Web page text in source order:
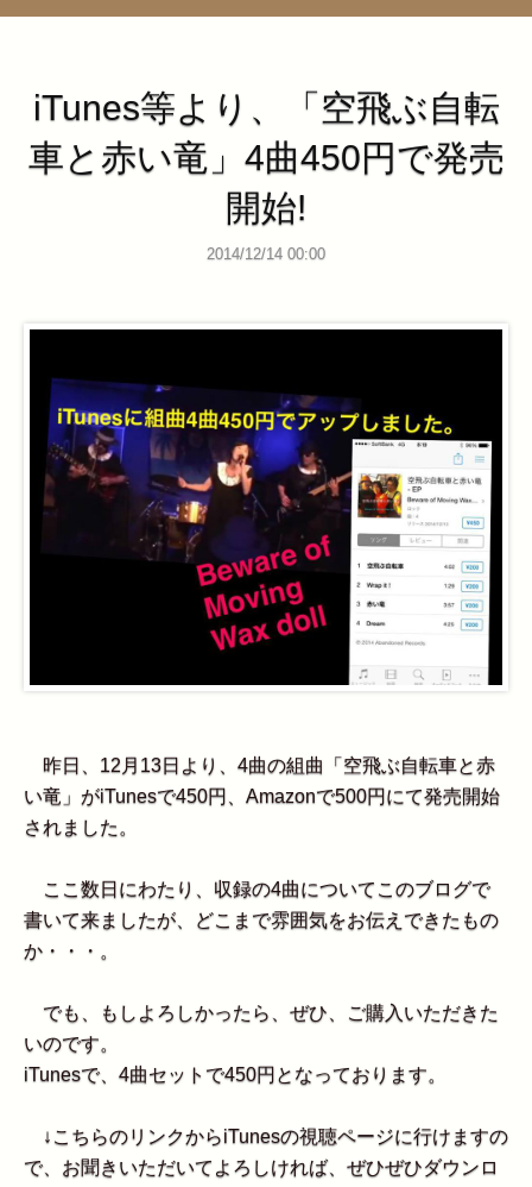
iTunes等より、「空飛ぶ自転
車と赤い竜」4曲450円で発売
開始!
2014/12/14 00:00
昨日、12月13日より、4曲の組曲「空飛ぶ自転車と赤
い竜」がiTunesで450円、Amazonで500円にて発売開始
されました。
ここ数日にわたり、収録の4曲についてこのブログで
書いて来ましたが、どこまで雰囲気をお伝えできたもの
か・・・。
でも、もしよろしかったら、ぜひ、ご購入いただきた
いのです。
iTunesで、4曲セットで450円となっております。
↓こちらのリンクからiTunesの視聴ページに行けますの
で、お聞きいただいてよろしければ、ぜひぜひダウンロ